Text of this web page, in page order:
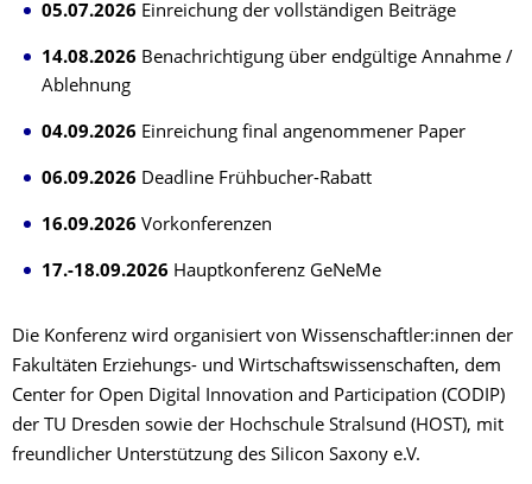
05.07.2026 Einreichung der vollständigen Beiträge
14.08.2026 Benachrichtigung über endgültige Annahme /
Ablehnung
04.09.2026 Einreichung final angenommener Paper
06.09.2026 Deadline Frühbucher-Rabatt
16.09.2026 Vorkonferenzen
17.-18.09.2026 Hauptkonferenz GeNeMe
Die Konferenz wird organisiert von Wissenschaftler:innen der
Fakultäten Erziehungs- und Wirtschaftswissenschaften, dem
Center for Open Digital Innovation and Participation (CODIP)
der TU Dresden sowie der Hochschule Stralsund (HOST), mit
freundlicher Unterstützung des Silicon Saxony e.V.